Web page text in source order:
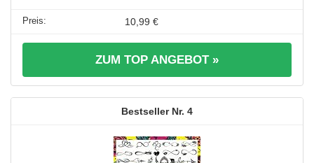
10,99 €
ZUM TOP ANGEBOT »
4